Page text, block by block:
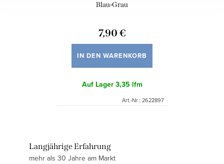
Blau-Grau
7,90 €
IN DEN WARENKORB
Auf Lager3,35 lfm
Art.-Nr.: 2622897
Langjährige Erfahrung
mehr als 30 Jahre am Markt